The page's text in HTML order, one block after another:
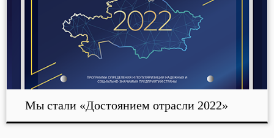
Мы стали «Достоянием отрасли 2022»